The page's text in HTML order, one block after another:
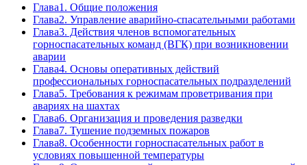
Глава1. Общие положения
Глава2. Управление аварийно-спасательными работами
Глава3. Действия членов вспомогательных
горноспасательных команд (ВГК) при возникновении
аварии
Глава4. Основы оперативных действий
профессиональных горноспасательных подразделений
Глава5. Требования к режимам проветривания при
авариях на шахтах
Глава6. Организация и проведения разведки
Глава7. Тушение подземных пожаров
Глава8. Особенности горноспасательных работ в
условиях повышенной температуры